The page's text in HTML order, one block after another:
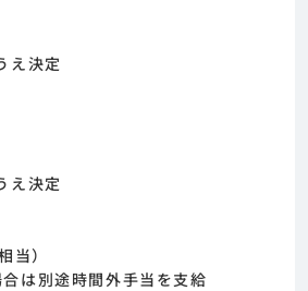
え決定
え決定
当）
は別途時間外手当を支給